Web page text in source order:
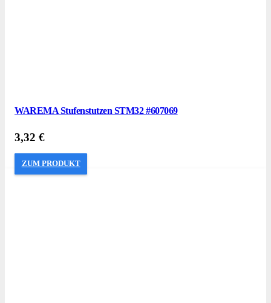
WAREMA Stufenstutzen STM32 #607069
3,32 €
ZUM PRODUKT